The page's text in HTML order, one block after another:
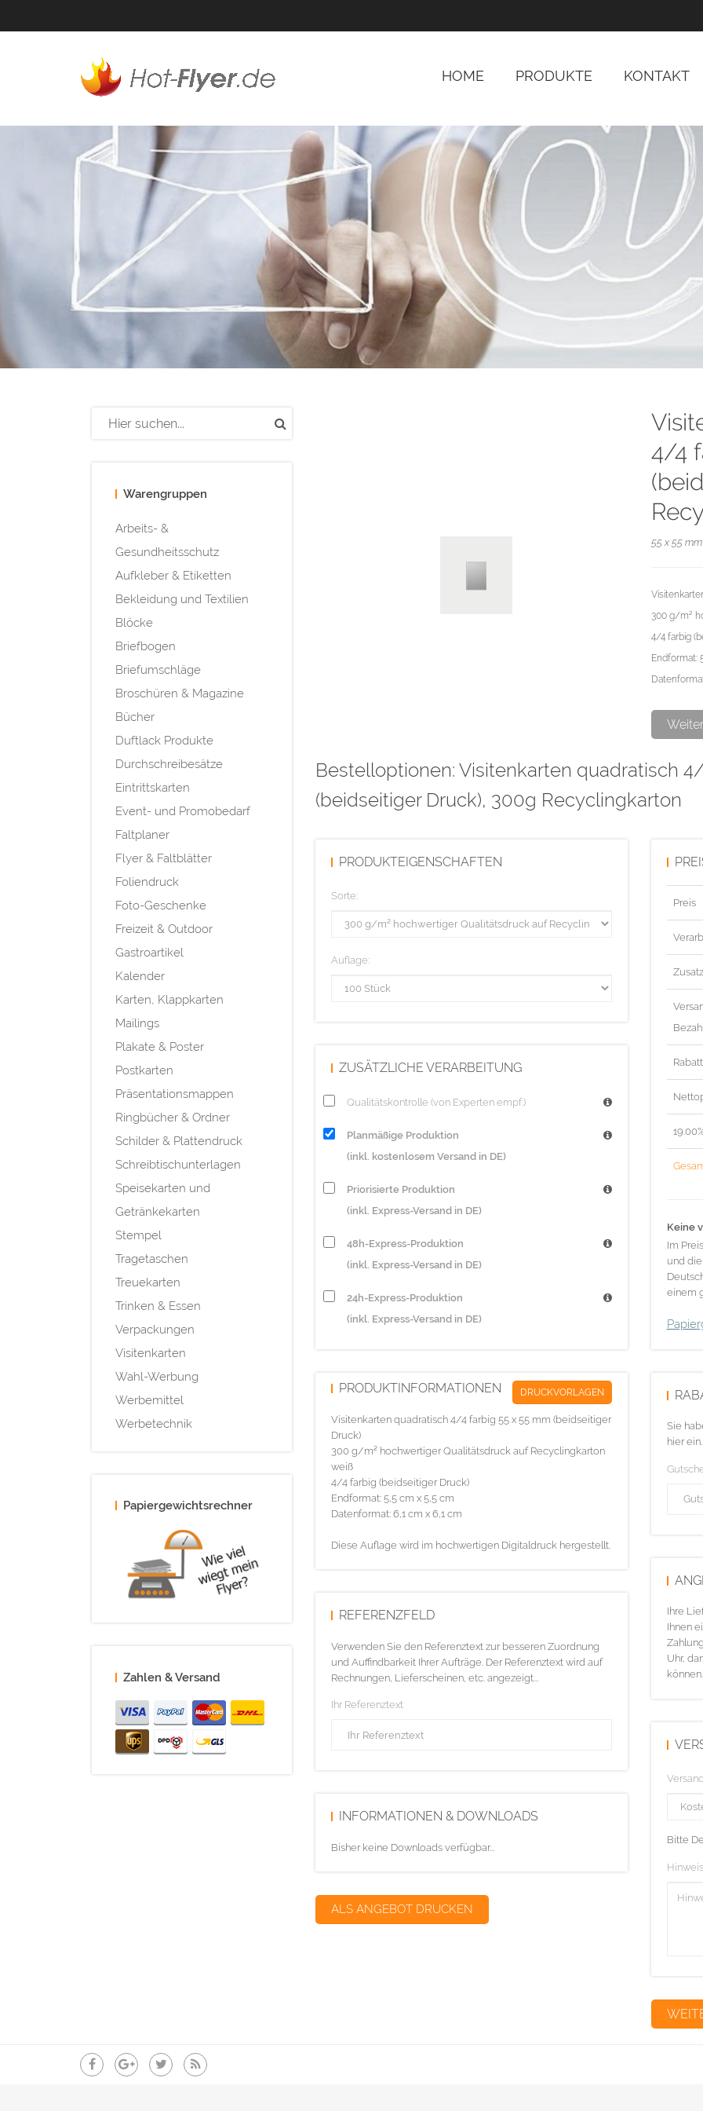
HOME PRODUKTE KONTAKT
Warengruppen
Arbeits- &
Gesundheitsschutz
Aufkleber & Etiketten
Bekleidung und Textilien
Blöcke
Briefbogen
Briefumschläge
Broschüren & Magazine
Bücher
Duftlack Produkte
Durchschreibesätze
Eintrittskarten
Event- und Promobedarf
Faltplaner
Flyer & Faltblätter
Foliendruck
Foto-Geschenke
Freizeit & Outdoor
Gastroartikel
Kalender
Karten, Klappkarten
Mailings
Plakate & Poster
Postkarten
Präsentationsmappen
Ringbücher & Ordner
Schilder & Plattendruck
Schreibtischunterlagen
Speisekarten und
Getränkekarten
Stempel
Tragetaschen
Treuekarten
Trinken & Essen
Verpackungen
Visitenkarten
Wahl-Werbung
Werbemittel
Werbetechnik
Papiergewichtsrechner
Zahlen & Versand
4/4
55 x 55
300 g/m²
4/4 farbig
Endformat:
Diese
Bestelloptionen: Visitenkarten quadratisch
(beidseitiger Druck), 300g Recyclingkarton
PRODUKTEIGENSCHAFTEN
Sorte:
Auflage:
ZUSÄTZLICHE VERARBEITUNG
Qualitätskontrolle (von Experten empf.)
Planmäßige Produktion
(inkl. kostenlosem Versand in DE)
Priorisierte Produktion
(inkl. Express-Versand in DE)
48h-Express-Produktion
(inkl. Express-Versand in DE)
24h-Express-Produktion
(inkl. Express-Versand in DE)
PRODUKTINFORMATIONEN DRUCKVORLAGEN
Visitenkarten quadratisch 4/4 farbig 55 x 55 mm (beidseitiger
Druck)
300 g/m² hochwertiger Qualitätsdruck auf Recyclingkarton
weiß
4/4 farbig (beidseitiger Druck)
Endformat: 5,5 cm x 5,5 cm
Datenformat: 6,1 cm x 6,1 cm
Diese Auflage wird im hochwertigen Digitaldruck hergestellt.
REFERENZFELD
Verwenden Sie den Referenztext zur besseren Zuordnung
und Auffindbarkeit Ihrer Aufträge. Der Referenztext wird auf
Rechnungen, Lieferscheinen, etc. angezeigt...
Ihr Referenztext
INFORMATIONEN & DOWNLOADS
Bisher keine Downloads verfügbar...
ALS ANGEBOT DRUCKEN
Preis
Keine
Im
und
einem
Sie
hier ein.
Ihre
Ihnen
Uhr,
können.
Bitte